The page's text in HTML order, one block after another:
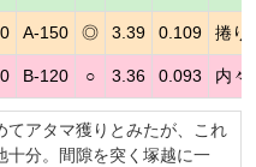
A-150 ◎ 3.39 0.109 捲り
B-120 ○ 3.36 0.093 内々
アタマ獲りとみたが、これ
十分。間隙を突く塚越に一